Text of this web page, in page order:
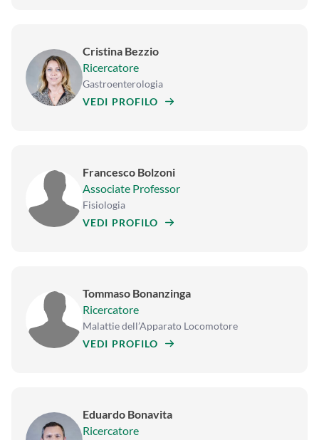
Cristina Bezzio
Ricercatore
Gastroenterologia
VEDI PROFILO
Francesco Bolzoni
Associate Professor
Fisiologia
VEDI PROFILO
Tommaso Bonanzinga
Ricercatore
Malattie dell’Apparato Locomotore
VEDI PROFILO
Eduardo Bonavita
Ricercatore